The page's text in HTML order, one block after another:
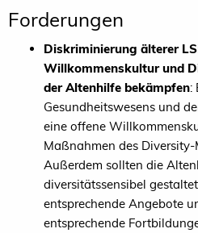
Forderungen
Diskriminierung älterer
Willkommenskultur und
der Altenhilfe bekämpfen:
Gesundheitswesens und
eine offene
Maßnahmen des
Außerdem sollten die
diversitätssensibel
entsprechende Angebote
entsprechende